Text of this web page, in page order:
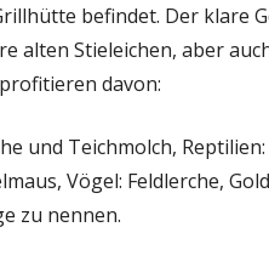
befindet. Der klare
alten Stieleichen, aber
davon:
und Teichmolch,
Vögel: Feldlerche,
zu nennen.